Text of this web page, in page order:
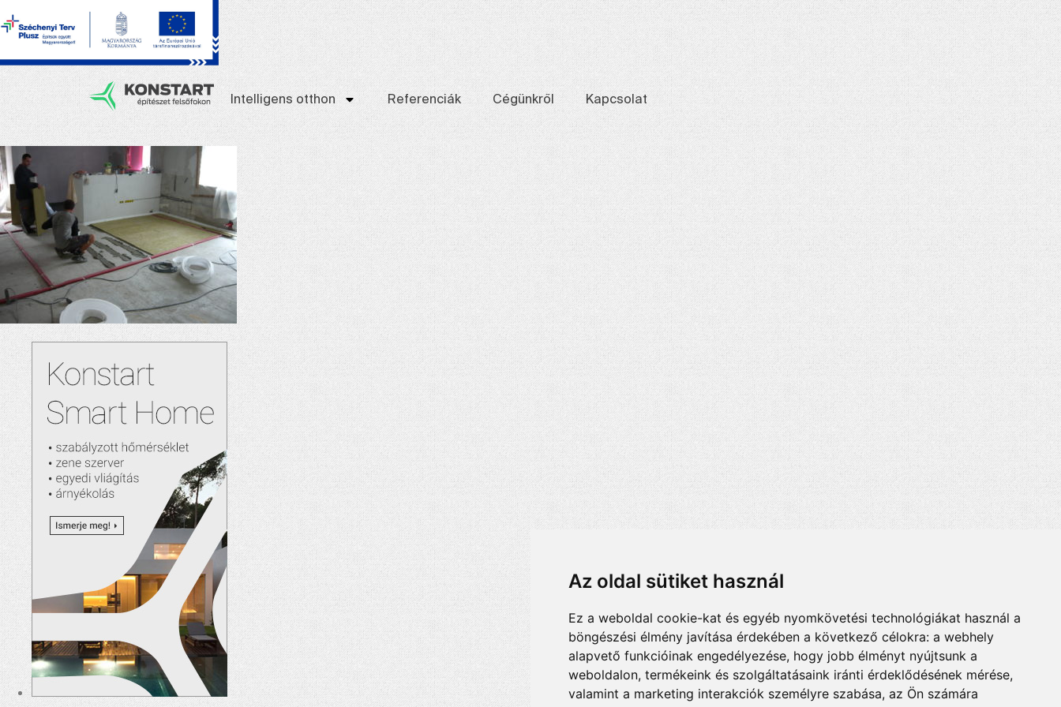
Az oldal sütiket használ
Ez a weboldal cookie-kat és egyéb nyomkövetési technológiákat használ a
böngészési élmény javítása érdekében a következő célokra: a webhely
alapvető funkcióinak engedélyezése, hogy jobb élményt nyújtsunk a
weboldalon, termékeink és szolgáltatásaink iránti érdeklődésének mérése,
valamint a marketing interakciók személyre szabása, az Ön számára
Intelligens otthon Referenciák Cégünkről Kapcsolat